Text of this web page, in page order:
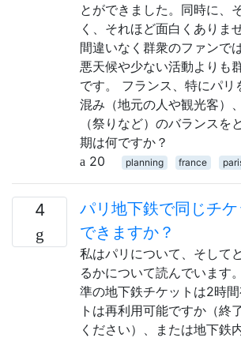
とができました。同時に、
く、それほど面白くありま
間違いなく群衆のファンで
悪天候や少ない活動よりも
です。 フランス、特にパリ
混み（地元の人や観光客）
（祭りなど）のバランスを
期は何ですか？
20
planning france
4
パリ地下鉄で同じチケ
できますか？
私はパリについて、そして
るかについて読んでいます
準の地下鉄チケットは2時
トは再利用可能ですか（終
ください）、または地下鉄